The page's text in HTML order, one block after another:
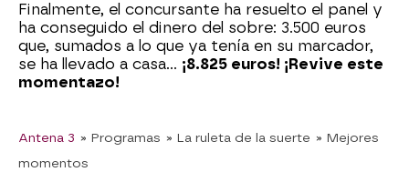
Finalmente, el concursante ha resuelto el panel y
ha conseguido el dinero del sobre: 3.500 euros
que, sumados a lo que ya tenía en su marcador,
se ha llevado a casa… ¡8.825 euros! ¡Revive este
momentazo!
Antena 3 » Programas » La ruleta de la suerte » Mejores
momentos